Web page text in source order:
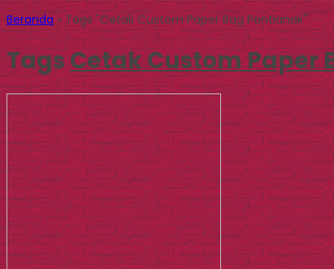
Beranda»Tags "Cetak Custom Paper Bag Pontianak"
TagsCetak Custom Paper